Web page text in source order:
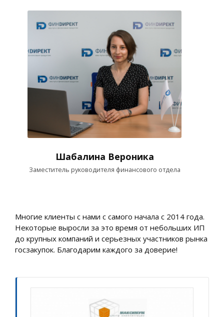
проделанную работу! На всех этапах
сотрудничества с вами было очень
приятно работать!!! Искренне желаем
Вашей компании стабильного роста,
надежных партнеров и только
грандиозных профессиональных успехов!!!
Шабалина Вероника
Заместитель руководителя финансового отдела
Многие клиенты с нами с самого начала с 2014 года.
Некоторые выросли за это время от небольших ИП
до крупных компаний и серьезных участников рынка
госзакупок. Благодарим каждого за доверие!